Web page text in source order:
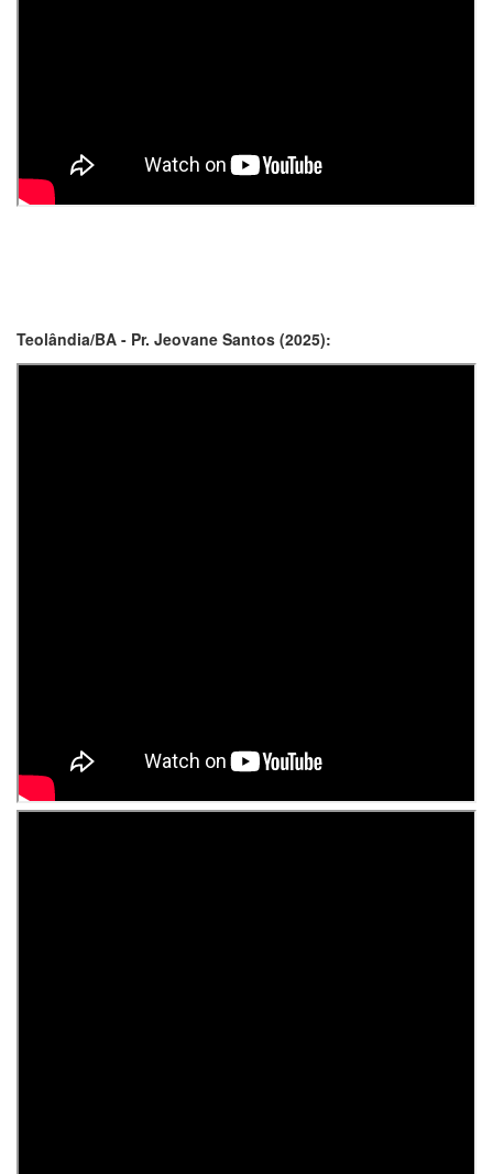
Teolândia/BA - Pr. Jeovane Santos (2025):